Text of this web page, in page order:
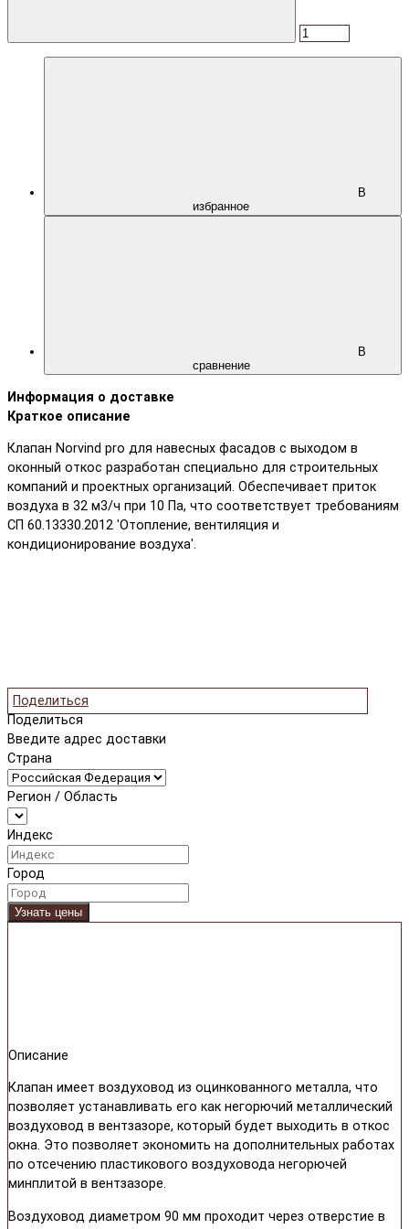
В
избранное
В
сравнение
Информация о доставке
Краткое описание
Клапан Norvind pro для навесных фасадов с выходом в
оконный откос разработан специально для строительных
компаний и проектных организаций. Обеспечивает приток
воздуха в 32 м3/ч при 10 Па, что соответствует требованиям
СП 60.13330.2012 'Отопление, вентиляция и
кондиционирование воздуха'.
Поделиться
Поделиться
Введите адрес доставки
Страна
Регион / Область
Индекс
Город
Узнать цены
Описание
Клапан имеет воздуховод из оцинкованного металла, что
позволяет устанавливать его как негорючий металлический
воздуховод в вентзазоре, который будет выходить в откос
окна. Это позволяет экономить на дополнительных работах
по отсечению пластикового воздуховода негорючей
минплитой в вентзазоре.
Воздуховод диаметром 90 мм проходит через отверстие в